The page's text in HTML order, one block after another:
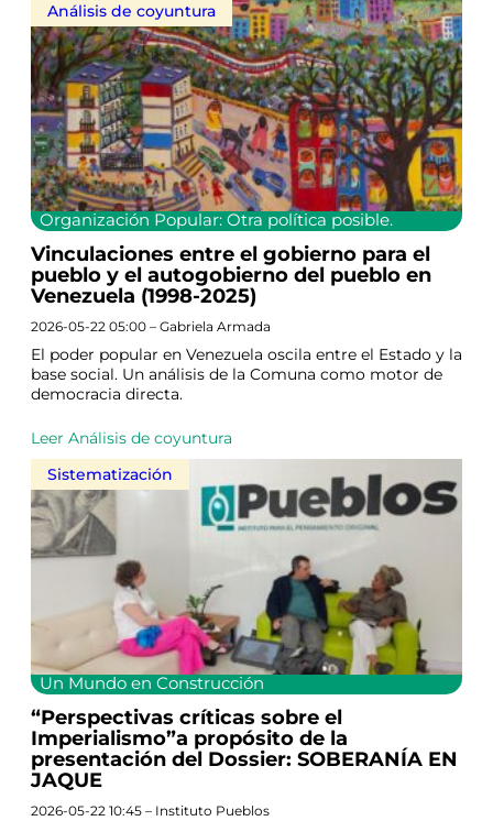
Análisis de coyuntura
Organización Popular: Otra política posible.
Vinculaciones entre el gobierno para el
pueblo y el autogobierno del pueblo en
Venezuela (1998-2025)
2026-05-22 05:00 – Gabriela Armada
El poder popular en Venezuela oscila entre el Estado y la
base social. Un análisis de la Comuna como motor de
democracia directa.
Leer Análisis de coyuntura
Sistematización
Un Mundo en Construcción
“Perspectivas críticas sobre el
Imperialismo”a propósito de la
presentación del Dossier: SOBERANÍA EN
JAQUE
2026-05-22 10:45 – Instituto Pueblos